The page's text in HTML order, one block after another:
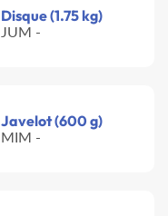
Disque (1.75 kg)
JUM -
Javelot (600 g)
MIM -